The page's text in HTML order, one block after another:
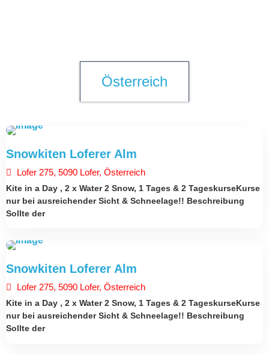
Österreich
Snowkiten Loferer Alm
Lofer 275, 5090 Lofer, Österreich
Kite in a Day , 2 x Water 2 Snow, 1 Tages & 2 TageskurseKurse
nur bei ausreichender Sicht & Schneelage!! Beschreibung
Sollte der
Snowkiten Loferer Alm
Lofer 275, 5090 Lofer, Österreich
Kite in a Day , 2 x Water 2 Snow, 1 Tages & 2 TageskurseKurse
nur bei ausreichender Sicht & Schneelage!! Beschreibung
Sollte der